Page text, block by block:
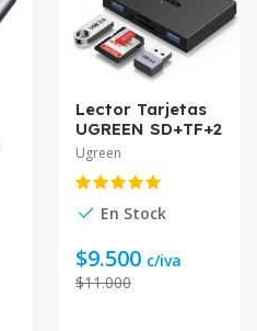
Lector Tarjetas
UGREEN SD+TF+2
USB-A 3.0 CM812
Ugreen
En Stock
$9.500 c/iva
$11.000